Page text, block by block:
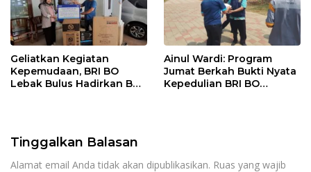
​Geliatkan Kegiatan
Kepemudaan, BRI BO
Lebak Bulus Hadirkan BRI
Ainul Wardi: Program
Jumat Berkah Bukti Nyata
Kepedulian BRI BO
Tinggalkan Balasan
Alamat email Anda tidak akan dipublikasikan. Ruas yang wajib